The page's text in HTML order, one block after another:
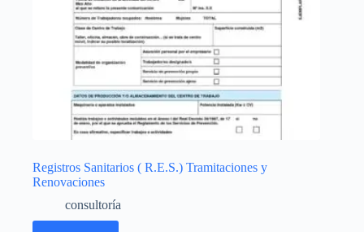
Registros Sanitarios ( R.E.S.) Tramitaciones y
Renovaciones
consultoría